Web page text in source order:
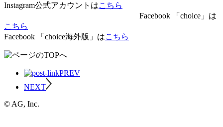
Instagram公式アカウントはこちら
Facebook 「choice」は
こちら
Facebook 「choice海外版」はこちら
PREV
NEXT
© AG, Inc.